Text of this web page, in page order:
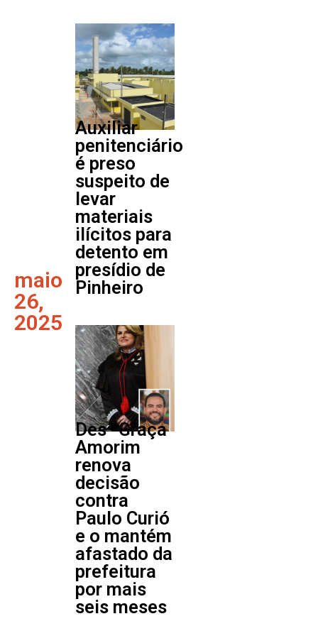
maio
26,
2025
Auxiliar
penitenciário
é preso
suspeito de
levar
materiais
ilícitos para
detento em
presídio de
Pinheiro
Desª Graça
Amorim
renova
decisão
contra
Paulo Curió
e o mantém
afastado da
prefeitura
por mais
seis meses